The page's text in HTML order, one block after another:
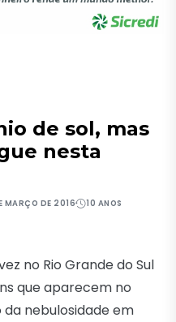
de sol, mas
nesta
MARÇO DE 2016 10 ANOS
no Rio Grande do Sul
que aparecem no
nebulosidade em